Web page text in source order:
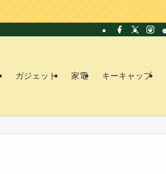
ガジェット 家電 キーキャップ